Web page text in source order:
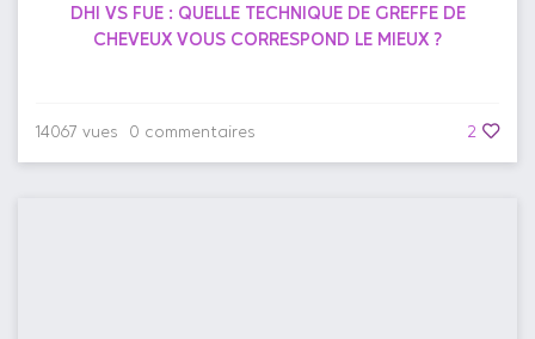
DHI VS FUE : QUELLE TECHNIQUE DE GREFFE DE
CHEVEUX VOUS CORRESPOND LE MIEUX ?
14067 vues 0 commentaires 2